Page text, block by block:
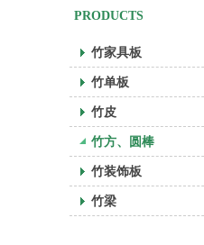
PRODUCTS
竹家具板
竹单板
竹皮
竹方、圆棒
竹装饰板
竹梁